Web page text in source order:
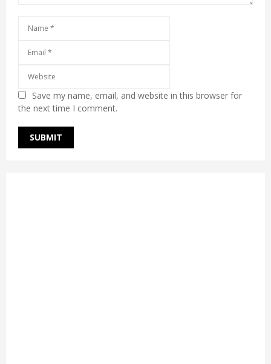
Save my name, email, and website in this browser for
the next time I comment.